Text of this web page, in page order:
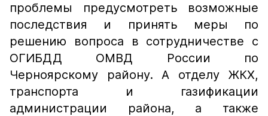
проблемы предусмотреть возможные
последствия и принять меры по
решению вопроса в сотрудничестве с
ОГИБДД ОМВД России по
Черноярскому району. А отделу ЖКХ,
транспорта и газификации
администрации района, а также